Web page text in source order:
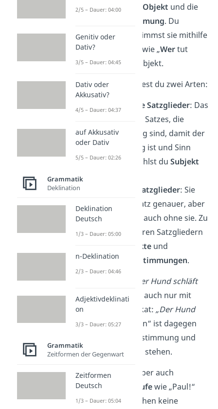
Subjekt,Prädikat, Objekt und die
adverbiale Bestimmung. Du
erkennst und bestimmst sie mithilfe
vonFragewörten , wie „Wertut
etwas?“ für das Subjekt.
Dabei unterscheidest du zwei Arten:
unverzichtbare Satzglieder: Das
sind Teile eines Satzes, die
unbedingt nötig sind, damit der
Satz vollständig ist und Sinn
ergibt. Dazu zählst du Subjekt
verzichtbare Satzglieder: Sie
machen den Satz genauer, aber
er funktioniert auch ohne sie. Zu
den verzichtbaren Satzgliedern
Objekteund
adverbiale Bestimmungen.
„Der Hund schläft
im Garten.“klappt auch nur mit
Subjekt und Prädikat: „Der Hund
schläft.“„Im Garten“ ist dagegen
eine adverbiale Bestimmung und
muss nicht im Satz stehen.
Achtung:Es gibt aber auch
Ausnahmen
Ausrufewie „Paul!“
oder „Halt!“ brauchen keine
2/5 – Dauer: 04:00
Genitiv oder
Dativ?
3/5 – Dauer: 04:45
Dativ oder
Akkusativ?
4/5 – Dauer: 04:37
auf Akkusativ
oder Dativ
5/5 – Dauer: 02:26
Grammatik
Deklination
Deklination
Deutsch
1/3 – Dauer: 05:00
n-Deklination
2/3 – Dauer: 04:46
Adjektivdeklinati
on
3/3 – Dauer: 05:27
Grammatik
Zeitformen der Gegenwart
Zeitformen
Deutsch
1/3 – Dauer: 05:04